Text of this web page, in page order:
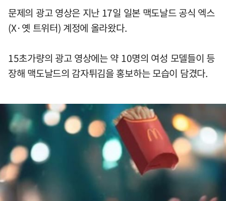
문제의 광고 영상은 지난 17일 일본 맥도날드 공식 엑스
(X·옛 트위터) 계정에 올라왔다.
15초가량의 광고 영상에는 약 10명의 여성 모델들이 등
장해 맥도날드의 감자튀김을 홍보하는 모습이 담겼다.